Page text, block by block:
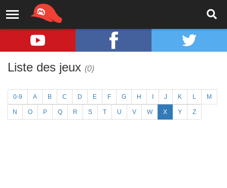
Liste des jeux (0)
0-9 A B C D E F G H J K L M
N O P Q R S T U V W X Y Z